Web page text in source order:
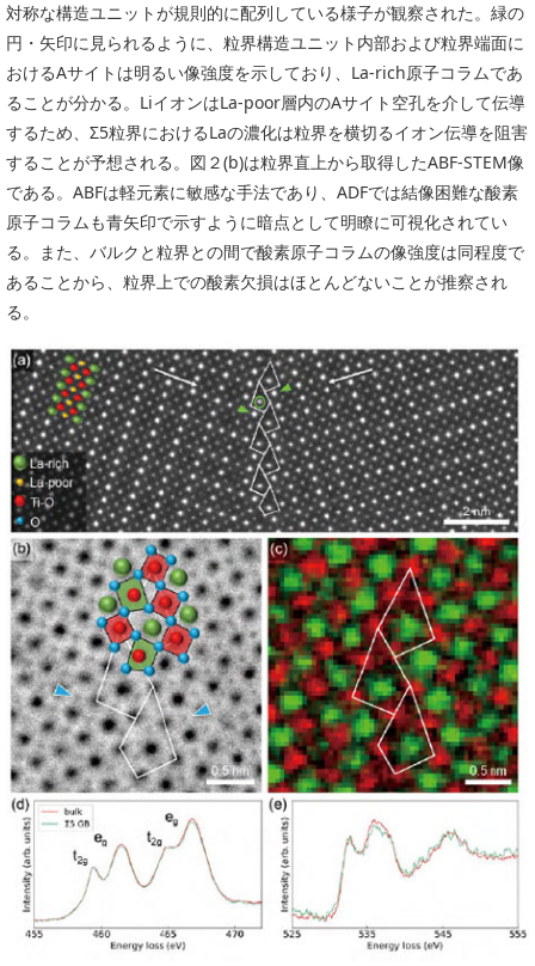
対称な構造ユニットが規則的に配列している様子が観察された。緑の
円・矢印に見られるように、粒界構造ユニット内部および粒界端面に
おけるAサイトは明るい像強度を示しており、La-rich原子コラムであ
ることが分かる。LiイオンはLa-poor層内のAサイト空孔を介して伝導
するため、Σ5粒界におけるLaの濃化は粒界を横切るイオン伝導を阻害
することが予想される。図２(b)は粒界直上から取得したABF-STEM像
である。ABFは軽元素に敏感な手法であり、ADFでは結像困難な酸素
原子コラムも青矢印で示すように暗点として明瞭に可視化されてい
る。また、バルクと粒界との間で酸素原子コラムの像強度は同程度で
あることから、粒界上での酸素欠損はほとんどないことが推察され
る。